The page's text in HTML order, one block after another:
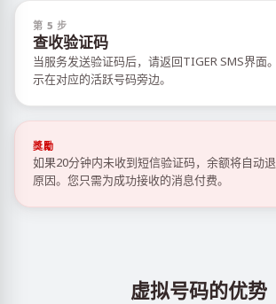
第 5 步
查收验证码
当服务发送验证码后，请返回TIGER SMS界面
示在对应的活跃号码旁边。
獎勵
如果20分钟内未收到短信验证码，余额将自
原因。您只需为成功接收的消息付费。
虚拟号码的优势